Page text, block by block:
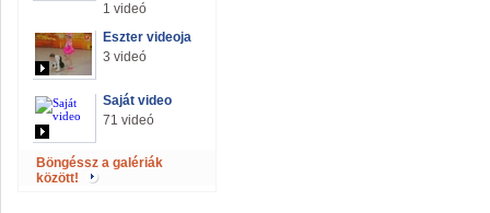
1 videó
Eszter videoja
3 videó
Saját video
71 videó
Böngéssz a galériák
között!